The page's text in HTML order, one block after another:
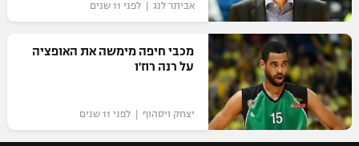
אביתר לנג | לפני 11 שנים
מכבי חיפה מימשה את האופציה
על רנה רוז'ו
יצחק ויסהוף | לפני 11 שנים